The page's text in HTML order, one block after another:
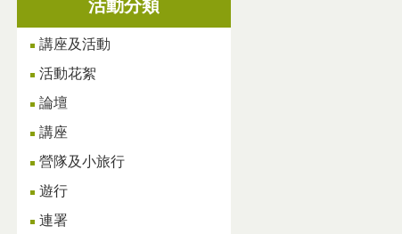
活動分類
講座及活動
活動花絮
論壇
講座
營隊及小旅行
遊行
連署